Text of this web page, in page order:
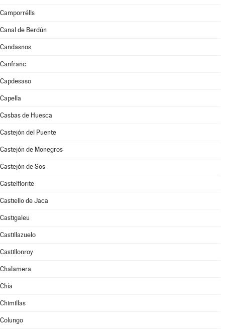
Camporrélls
Canal de Berdún
Candasnos
Canfranc
Capdesaso
Capella
Casbas de Huesca
Castejón del Puente
Castejón de Monegros
Castejón de Sos
Castelflorite
Castiello de Jaca
Castigaleu
Castillazuelo
Castillonroy
Chalamera
Chía
Chimillas
Colungo